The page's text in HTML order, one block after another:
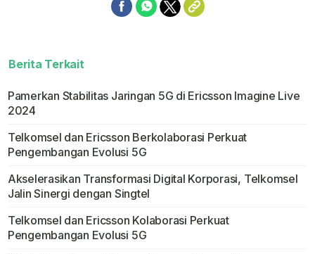
Berita Terkait
Pamerkan Stabilitas Jaringan 5G di Ericsson Imagine Live
2024
Telkomsel dan Ericsson Berkolaborasi Perkuat
Pengembangan Evolusi 5G
Akselerasikan Transformasi Digital Korporasi, Telkomsel
Jalin Sinergi dengan Singtel
Telkomsel dan Ericsson Kolaborasi Perkuat
Pengembangan Evolusi 5G